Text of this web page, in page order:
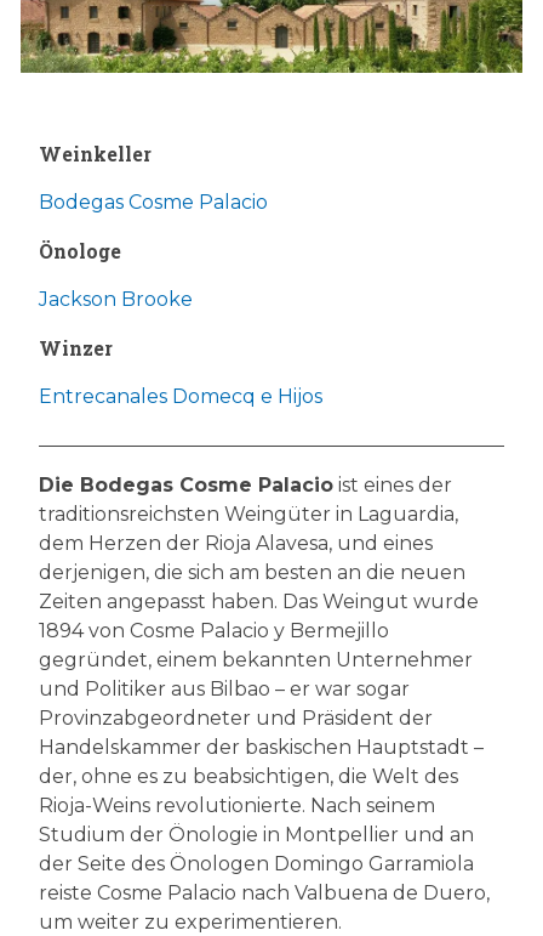
Weinkeller
Bodegas Cosme Palacio
Önologe
Jackson Brooke
Winzer
Entrecanales Domecq e Hijos
Die Bodegas Cosme Palacio ist eines der
traditionsreichsten Weingüter in Laguardia,
dem Herzen der Rioja Alavesa, und eines
derjenigen, die sich am besten an die neuen
Zeiten angepasst haben. Das Weingut wurde
1894 von Cosme Palacio y Bermejillo
gegründet, einem bekannten Unternehmer
und Politiker aus Bilbao – er war sogar
Provinzabgeordneter und Präsident der
Handelskammer der baskischen Hauptstadt –
der, ohne es zu beabsichtigen, die Welt des
Rioja-Weins revolutionierte. Nach seinem
Studium der Önologie in Montpellier und an
der Seite des Önologen Domingo Garramiola
reiste Cosme Palacio nach Valbuena de Duero,
um weiter zu experimentieren.